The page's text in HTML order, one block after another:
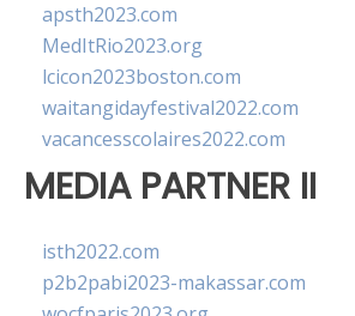
apsth2023.com
MedItRio2023.org
lcicon2023boston.com
waitangidayfestival2022.com
vacancesscolaires2022.com
MEDIA PARTNER II
isth2022.com
p2b2pabi2023-makassar.com